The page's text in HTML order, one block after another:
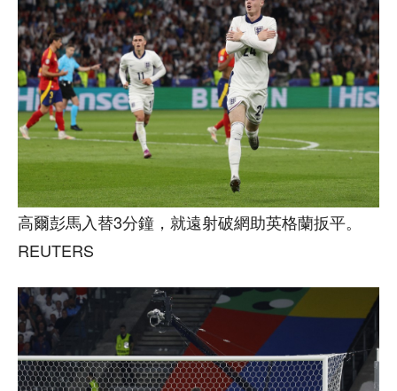
高爾彭馬入替3分鐘，就遠射破網助英格蘭扳平。
REUTERS